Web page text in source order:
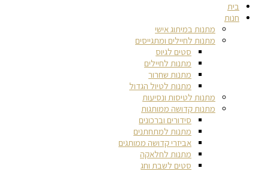
בית
חנות
מתנות במיתוג אישי
מתנות לחיילים ומתגייסים
סטים לגיוס
מתנות לחיילים
מתנות שחרור
מתנות לטיול הגדול
מתנות לטיסות ונסיעות
מתנות קדושה ממותגות
סידורים וברכונים
מתנות למתחתנים
אביזרי קדושה ממותגים
מתנות לחלאקה
סטים לשבת וחג